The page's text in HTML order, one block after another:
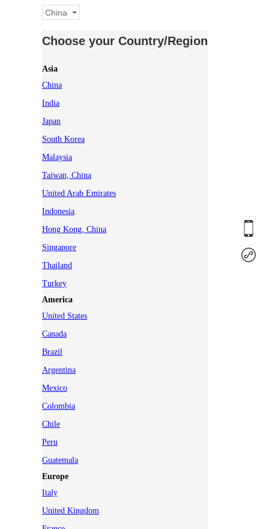
China
Choose your Country/Region
Asia
China
India
Japan
South Korea
Malaysia
Taiwan, China
United Arab Emirates
Indonesia
Hong Kong, China
Singapore
Thailand
Turkey
America
United States
Canada
Brazil
Argentina
Mexico
Colombia
Chile
Peru
Guatemala
Europe
Italy
United Kingdom